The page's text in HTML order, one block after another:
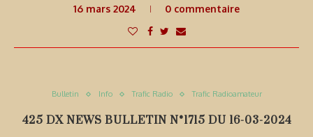
16 mars 2024 0 commentaire
Bulletin Info Trafic Radio Trafic Radioamateur
425 DX NEWS BULLETIN N°1715 DU 16-03-2024